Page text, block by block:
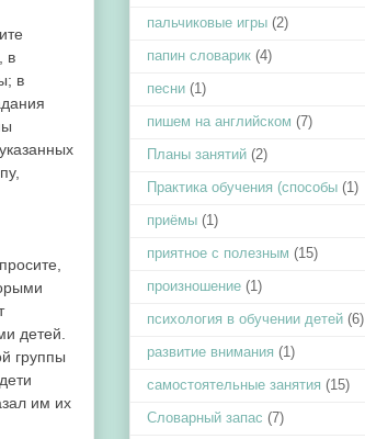
в
в
детей.
группы
им их
пальчиковые игры (2)
папин словарик (4)
песни (1)
пишем на английском (7)
Планы занятий (2)
Практика обучения (способы (1)
приёмы (1)
приятное с полезным (15)
произношение (1)
психология в обучении детей (6)
развитие внимания (1)
самостоятельные занятия (15)
Словарный запас (7)